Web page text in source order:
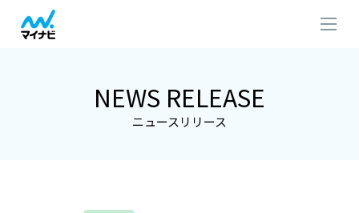
NEWS RELEASE
ニュースリリース